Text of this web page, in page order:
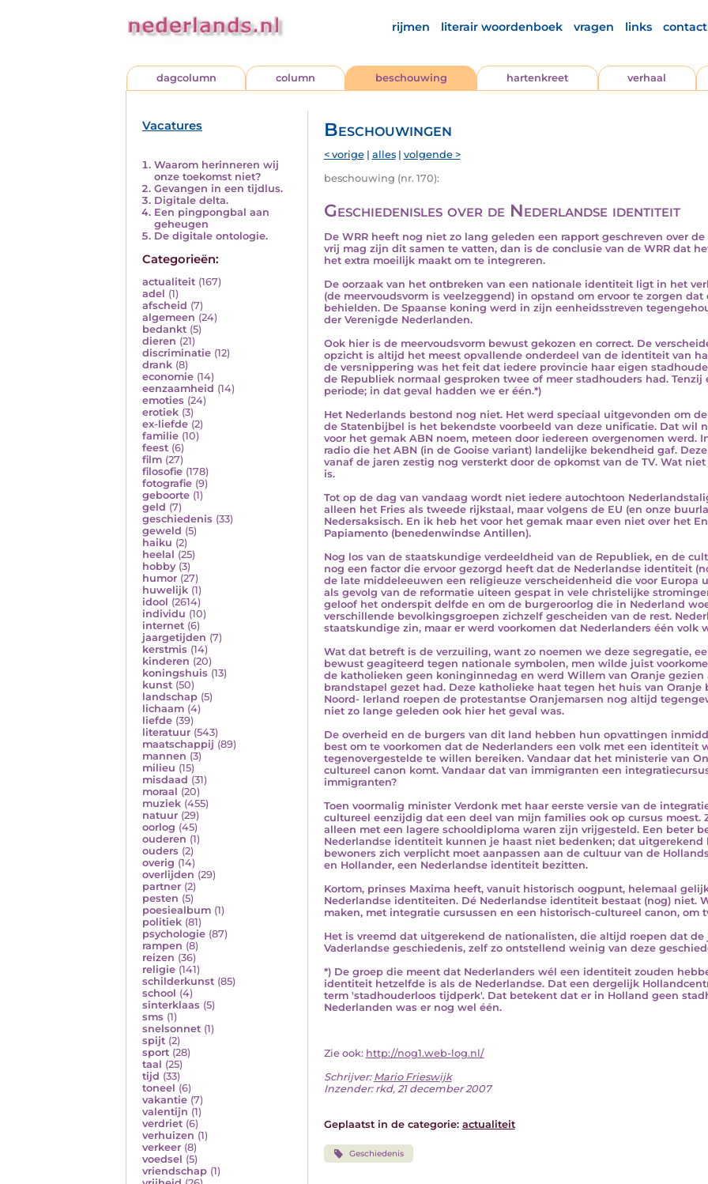
rijmen literair woordenboek vragen links contact
dagcolumn column beschouwing hartenkreet verhaal
Vacatures
Waarom herinneren wij
onze toekomst niet?
Gevangen in een tijdlus.
Digitale delta.
Een pingpongbal aan
geheugen
De digitale ontologie.
Categorieën:
actualiteit (167)
adel (1)
afscheid (7)
algemeen (24)
bedankt (5)
dieren (21)
discriminatie (12)
drank (8)
economie (14)
eenzaamheid (14)
emoties (24)
erotiek (3)
ex-liefde (2)
familie (10)
feest (6)
film (27)
filosofie (178)
fotografie (9)
geboorte (1)
geld (7)
geschiedenis (33)
geweld (5)
haiku (2)
heelal (25)
hobby (3)
humor (27)
huwelijk (1)
idool (2614)
individu (10)
internet (6)
jaargetijden (7)
kerstmis (14)
kinderen (20)
koningshuis (13)
kunst (50)
landschap (5)
lichaam (4)
liefde (39)
literatuur (543)
maatschappij (89)
mannen (3)
milieu (15)
misdaad (31)
moraal (20)
muziek (455)
natuur (29)
oorlog (45)
ouderen (1)
ouders (2)
overig (14)
overlijden (29)
partner (2)
pesten (5)
poesiealbum (1)
politiek (81)
psychologie (87)
rampen (8)
reizen (36)
religie (141)
schilderkunst (85)
school (4)
sinterklaas (5)
sms (1)
snelsonnet (1)
spijt (2)
sport (28)
taal (25)
tijd (33)
toneel (6)
vakantie (7)
valentijn (1)
verdriet (6)
verhuizen (1)
verkeer (8)
voedsel (5)
vriendschap (1)
Beschouwingen
< vorige| alles| volgende >
beschouwing (nr. 170):
Geschiedenisles over de Nederlandse identiteit
De WRR heeft nog niet zo lang geleden een rapport geschreven over
vrij mag zijn dit samen te vatten, dan is de conclusie van de WRR dat
het extra moeilijk maakt om te integreren.
De oorzaak van het ontbreken van een nationale identiteit ligt in het
(de meervoudsvorm is veelzeggend) in opstand om ervoor te zorgen
behielden. De Spaanse koning werd in zijn eenheidsstreven
der Verenigde Nederlanden.
Ook hier is de meervoudsvorm bewust gekozen en correct. De
opzicht is altijd het meest opvallende onderdeel van de identiteit van
de versnippering was het feit dat iedere provincie haar eigen
de Republiek normaal gesproken twee of meer stadhouders had. Tenzij
periode; in dat geval hadden we er één.*)
Het Nederlands bestond nog niet. Het werd speciaal uitgevonden om
de Statenbijbel is het bekendste voorbeeld van deze unificatie. Dat wil
voor het gemak ABN noem, meteen door iedereen overgenomen werd.
radio die het ABN (in de Gooise variant) landelijke bekendheid gaf.
vanaf de jaren zestig nog versterkt door de opkomst van de TV. Wat
is.
Tot op de dag van vandaag wordt niet iedere autochtoon
alleen het Fries als tweede rijkstaal, maar volgens de EU (en onze
Nedersaksisch. En ik heb het voor het gemak maar even niet over het
Papiamento (benedenwindse Antillen).
Nog los van de staatskundige verdeeldheid van de Republiek, en de
nog een factor die ervoor gezorgd heeft dat de Nederlandse identiteit
de late middeleeuwen een religieuze verscheidenheid die voor Europa
als gevolg van de reformatie uiteen gespat in vele christelijke
geloof het onderspit delfde en om de burgeroorlog die in Nederland
verschillende bevolkingsgroepen zichzelf gescheiden van de rest.
staatskundige zin, maar er werd voorkomen dat Nederlanders één volk
Wat dat betreft is de verzuiling, want zo noemen we deze segregatie,
bewust geagiteerd tegen nationale symbolen, men wilde juist
de katholieken geen koninginnedag en werd Willem van Oranje
brandstapel gezet had. Deze katholieke haat tegen het huis van
Noord- Ierland roepen de protestantse Oranjemarsen nog altijd
niet zo lange geleden ook hier het geval was.
De overheid en de burgers van dit land hebben hun opvattingen
best om te voorkomen dat de Nederlanders een volk met een identiteit
tegenovergestelde te willen bereiken. Vandaar dat het ministerie van
cultureel canon komt. Vandaar dat van immigranten een
immigranten?
Toen voormalig minister Verdonk met haar eerste versie van de
cultureel eenzijdig dat een deel van mijn families ook op cursus moest.
alleen met een lagere schooldiploma waren zijn vrijgesteld. Een beter
Nederlandse identiteit kunnen je haast niet bedenken; dat
bewoners zich verplicht moet aanpassen aan de cultuur van de
en Hollander, een Nederlandse identiteit bezitten.
Kortom, prinses Maxima heeft, vanuit historisch oogpunt, helemaal
Nederlandse identiteiten. Dé Nederlandse identiteit bestaat (nog) niet.
maken, met integratie cursussen en een historisch-cultureel canon, om
Het is vreemd dat uitgerekend de nationalisten, die altijd roepen dat
Vaderlandse geschiedenis, zelf zo ontstellend weinig van deze
*) De groep die meent dat Nederlanders wél een identiteit zouden
identiteit hetzelfde is als de Nederlandse. Dat een dergelijk
term 'stadhouderloos tijdperk'. Dat betekent dat er in Holland geen
Nederlanden was er nog wel één.
Zie ook: http://nog1.web-log.nl/
Schrijver: Mario Frieswijk
Inzender: rkd, 21 december 2007
Geplaatst in de categorie: actualiteit
Geschiedenis